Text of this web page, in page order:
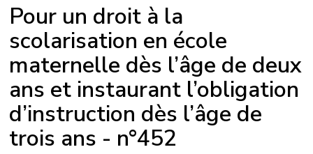
Pour un droit à la
scolarisation en école
maternelle dès l’âge de deux
ans et instaurant l’obligation
d’instruction dès l’âge de
trois ans - n°452